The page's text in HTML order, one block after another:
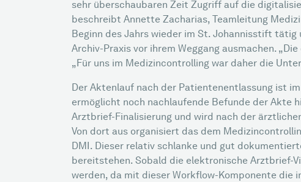
sehr überschaubaren Zeit Zugriff auf die
beschreibt Annette Zacharias, Teamleitung
Beginn des Jahrs wieder im St. Johannisstift
Archiv-Praxis vor ihrem Weggang ausmachen.
„Für uns im Medizincontrolling war daher die
Der Aktenlauf nach der Patientenentlassung ist
ermöglicht noch nachlaufende Befunde der Akte
Arztbrief-Finalisierung und wird nach der
Von dort aus organisiert das dem
DMI. Dieser relativ schlanke und gut
bereitstehen. Sobald die elektronische Arztbrief-
werden, da mit dieser Workflow-Komponente